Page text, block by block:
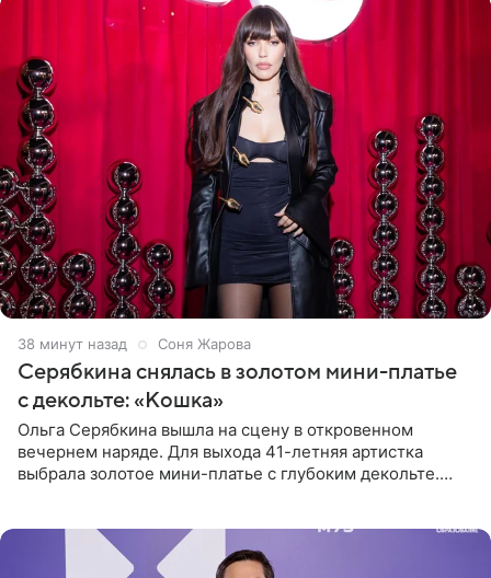
39 минут назад Соня Жарова
Серябкина снялась в золотом мини-платье
с декольте: «Кошка»
Ольга Серябкина вышла на сцену в откровенном
вечернем наряде. Для выхода 41-летняя артистка
выбрала золотое мини-платье с глубоким декольте.